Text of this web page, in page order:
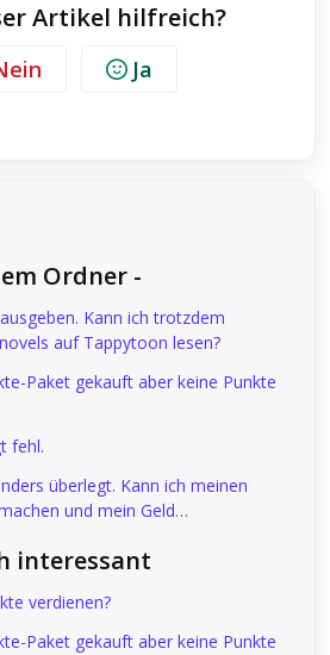
Artikel hilfreich?
Ja
Ordner -
Kann ich trotzdem
auf Tappytoon lesen?
Paket gekauft aber keine Punkte
fehl.
überlegt. Kann ich meinen
und mein Geld
interessant
verdienen?
Paket gekauft aber keine Punkte